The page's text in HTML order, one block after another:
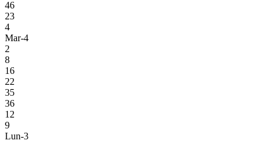
46
23
4
Mar-4
2
8
16
22
35
36
12
9
Lun-3